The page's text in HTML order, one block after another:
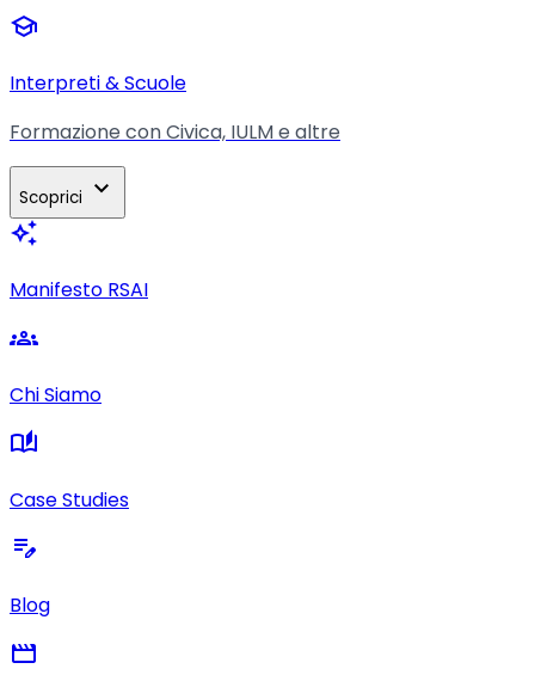
school
Interpreti & Scuole
Formazione con Civica, IULM e altre
Scoprici expand_more
auto_awesome
Manifesto RSAI
groups
Chi Siamo
auto_stories
Case Studies
edit_note
Blog
movie